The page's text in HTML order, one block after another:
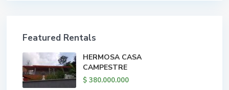
Featured Rentals
HERMOSA CASA
CAMPESTRE
$ 380.000.000